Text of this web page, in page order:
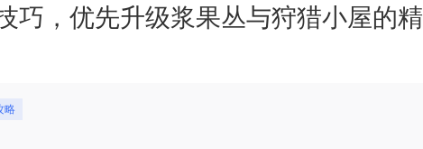
巧，优先升级浆果丛与狩猎小屋的精
略